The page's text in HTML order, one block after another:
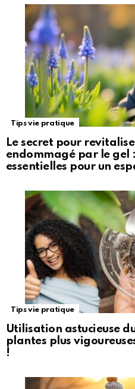
Tips vie pratique
Le secret pour
endommagé par le gel
essentielles pour un
Tips vie pratique
Utilisation astucieuse
plantes plus
!